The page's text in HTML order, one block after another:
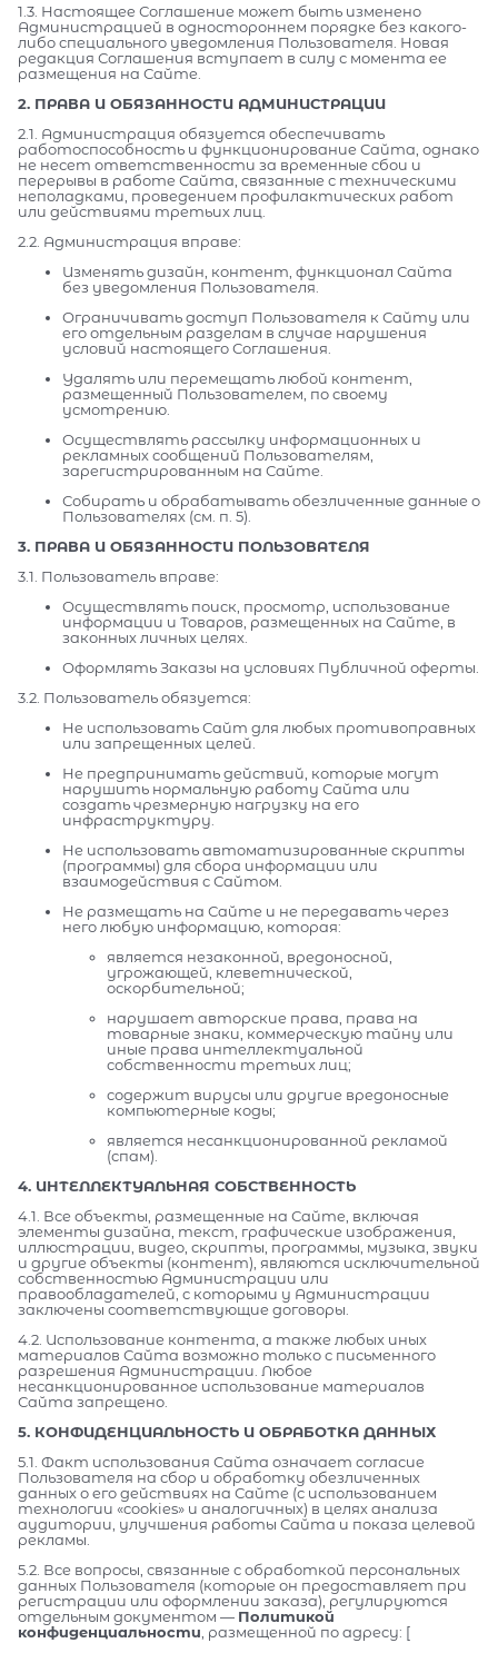
1.3. Настоящее Соглашение может быть изменено
Администрацией в одностороннем порядке без какого-
либо специального уведомления Пользователя. Новая
редакция Соглашения вступает в силу с момента ее
размещения на Сайте.
2. ПРАВА И ОБЯЗАННОСТИ АДМИНИСТРАЦИИ
2.1. Администрация обязуется обеспечивать
работоспособность и функционирование Сайта, однако
не несет ответственности за временные сбои и
перерывы в работе Сайта, связанные с техническими
неполадками, проведением профилактических работ
или действиями третьих лиц.
2.2. Администрация вправе:
Изменять дизайн, контент, функционал Сайта
без уведомления Пользователя.
Ограничивать доступ Пользователя к Сайту или
его отдельным разделам в случае нарушения
условий настоящего Соглашения.
Удалять или перемещать любой контент,
размещенный Пользователем, по своему
усмотрению.
Осуществлять рассылку информационных и
рекламных сообщений Пользователям,
зарегистрированным на Сайте.
Собирать и обрабатывать обезличенные данные о
Пользователях (см. п. 5).
3. ПРАВА И ОБЯЗАННОСТИ ПОЛЬЗОВАТЕЛЯ
3.1. Пользователь вправе:
Осуществлять поиск, просмотр, использование
информации и Товаров, размещенных на Сайте, в
законных личных целях.
Оформлять Заказы на условиях Публичной оферты.
3.2. Пользователь обязуется:
Не использовать Сайт для любых противоправных
или запрещенных целей.
Не предпринимать действий, которые могут
нарушить нормальную работу Сайта или
создать чрезмерную нагрузку на его
инфраструктуру.
Не использовать автоматизированные скрипты
(программы) для сбора информации или
взаимодействия с Сайтом.
Не размещать на Сайте и не передавать через
него любую информацию, которая:
является незаконной, вредоносной,
угрожающей, клеветнической,
оскорбительной;
нарушает авторские права, права на
товарные знаки, коммерческую тайну или
иные права интеллектуальной
собственности третьих лиц;
содержит вирусы или другие вредоносные
компьютерные коды;
является несанкционированной рекламой
(спам).
4. ИНТЕЛЛЕКТУАЛЬНАЯ СОБСТВЕННОСТЬ
4.1. Все объекты, размещенные на Сайте, включая
элементы дизайна, текст, графические изображения,
иллюстрации, видео, скрипты, программы, музыка, звуки
и другие объекты (контент), являются исключительной
собственностью Администрации или
правообладателей, с которыми у Администрации
заключены соответствующие договоры.
4.2. Использование контента, а также любых иных
материалов Сайта возможно только с письменного
разрешения Администрации. Любое
несанкционированное использование материалов
Сайта запрещено.
5. КОНФИДЕНЦИАЛЬНОСТЬ И ОБРАБОТКА ДАННЫХ
5.1. Факт использования Сайта означает согласие
Пользователя на сбор и обработку обезличенных
данных о его действиях на Сайте (с использованием
технологии «cookies» и аналогичных) в целях анализа
аудитории, улучшения работы Сайта и показа целевой
рекламы.
5.2. Все вопросы, связанные с обработкой персональных
данных Пользователя (которые он предоставляет при
регистрации или оформлении заказа), регулируются
отдельным документом — Политикой
конфиденциальности , размещенной по адресу: [